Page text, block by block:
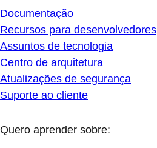
Documentação
Recursos para desenvolvedores
Assuntos de tecnologia
Centro de arquitetura
Atualizações de segurança
Suporte ao cliente
Quero aprender sobre: